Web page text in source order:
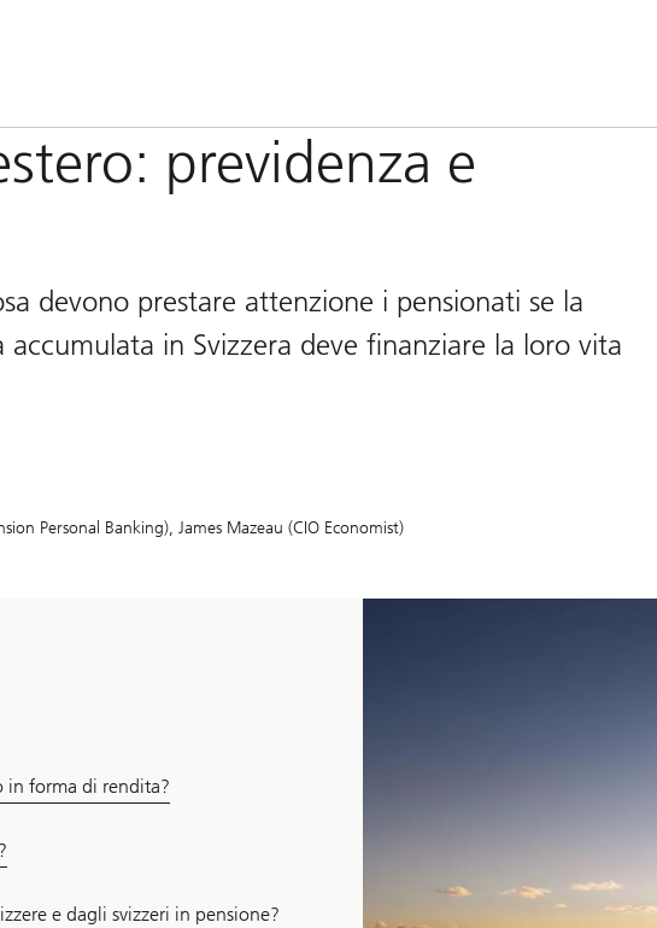
previdenza e
devono prestare attenzione i pensionati se la
accumulata in Svizzera deve finanziare la loro vita
Personal Banking) James Mazeau (CIO Economist)
in forma di rendita?
e dagli svizzeri in pensione?